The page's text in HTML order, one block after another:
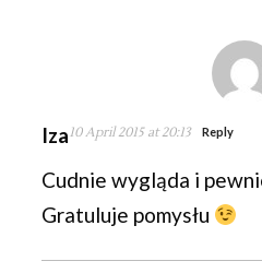
Iza10 April 2015 at 20:13 Reply
Cudnie wygląda i
Gratuluje pomysłu